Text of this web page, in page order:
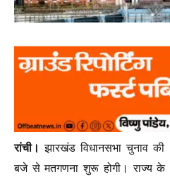
रांची। झारखंड विधानसभा चुनाव
बजे से मतगणना शुरू होगी। राज्य के